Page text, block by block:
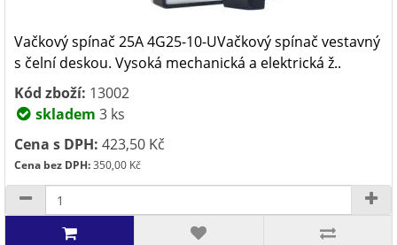
Vačkový spínač 25A 4G25-10-UVačkový spínač vestavný
s čelní deskou. Vysoká mechanická a elektrická ž..
Kód zboží: 13002
skladem 3 ks
Cena s DPH: 423,50 Kč
Cena bez DPH:350,00 Kč